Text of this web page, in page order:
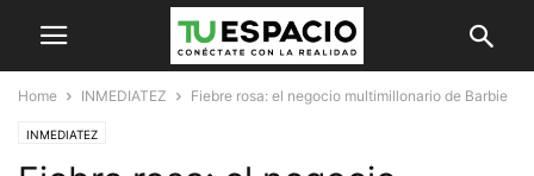
Home INMEDIATEZ Fiebre rosa: el negocio multimillonario de Barbie
INMEDIATEZ